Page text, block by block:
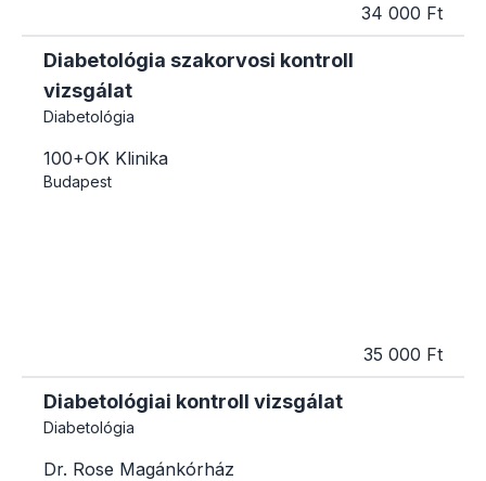
34 000 Ft
Diabetológia szakorvosi kontroll
vizsgálat
Diabetológia
100+OK Klinika
Budapest
35 000 Ft
Diabetológiai kontroll vizsgálat
Diabetológia
Dr. Rose Magánkórház